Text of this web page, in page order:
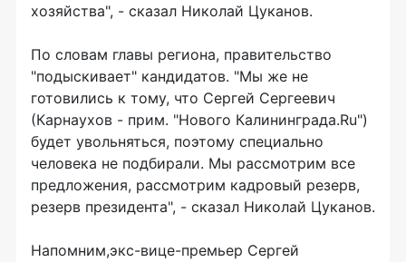
хозяйства", - сказал Николай Цуканов.
По словам главы региона, правительство
"подыскивает" кандидатов. "Мы же не
готовились к тому, что Сергей Сергеевич
(Карнаухов - прим. "Нового Калининграда.Ru")
будет увольняться, поэтому специально
человека не подбирали. Мы рассмотрим все
предложения, рассмотрим кадровый резерв,
резерв президента", - сказал Николай Цуканов.
Напомним,экс-вице-премьер Сергей